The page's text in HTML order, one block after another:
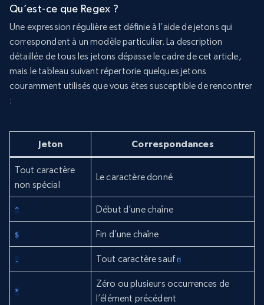
Qu’est-ce que Regex ?
Une expression régulière est définie à l’aide de jetons qui
correspondent à un modèle particulier. La description
détaillée de tous les jetons dépasse le cadre de cet article,
mais le tableau suivant répertorie quelques jetons
couramment utilisés que vous êtes susceptible de rencontrer
:
Jeton Correspondances
Tout caractère
non spécial
Le caractère donné
^ Début d’une chaîne
$ Fin d’une chaîne
. Tout caractère sauf n
*
Zéro ou plusieurs occurrences de
l’élément précédent